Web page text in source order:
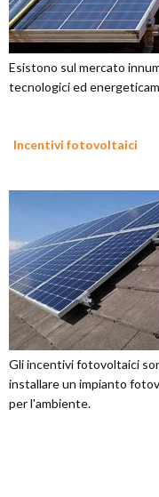
Esistono sul mercato
tecnologici ed
Incentivi fotovoltaici
Gli incentivi fotovoltaici
installare un impianto
per l'ambiente.